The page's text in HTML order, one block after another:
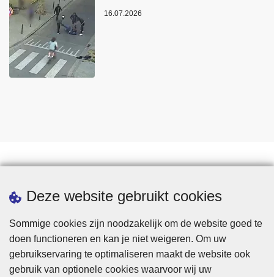
Deze website gebruikt cookies
Sommige cookies zijn noodzakelijk om de website goed te
doen functioneren en kan je niet weigeren. Om uw
gebruikservaring te optimaliseren maakt de website ook
gebruik van optionele cookies waarvoor wij uw
16.07.2026